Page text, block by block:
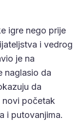
igre nego prije
i vedrog
je na
naglasio da
da
novi početak
i putovanjima.